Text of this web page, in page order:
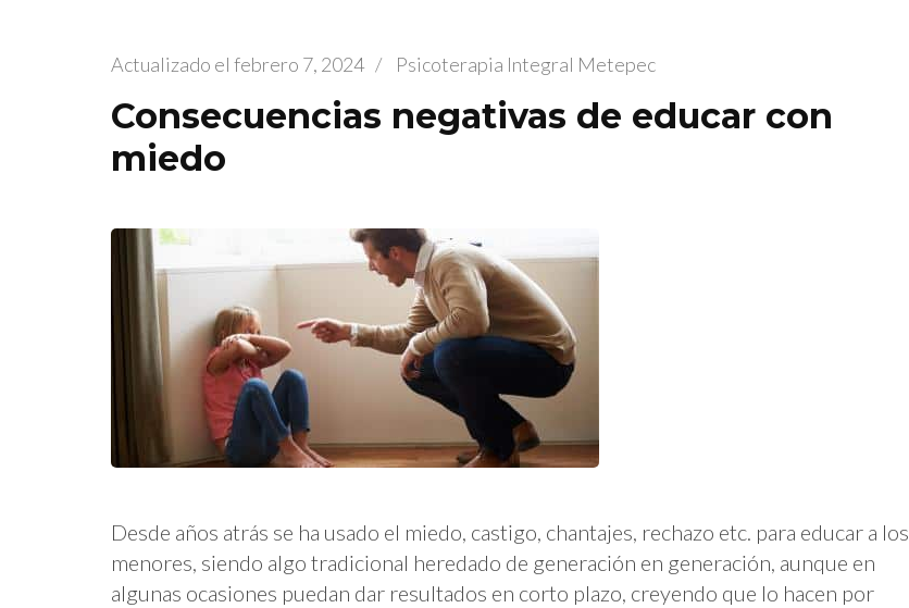
Actualizado el febrero 7, 2024 / Psicoterapia Integral Metepec
Consecuencias negativas de educar con
miedo
Desde años atrás se ha usado el miedo, castigo, chantajes, rechazo etc. para educar a los
menores, siendo algo tradicional heredado de generación en generación, aunque en
algunas ocasiones puedan dar resultados en corto plazo, creyendo que lo hacen por